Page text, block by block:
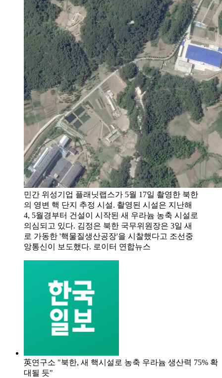
민간 위성기업 플래닛랩스가 5월 17일 촬영한 북한
의 영변 핵 단지 추정 시설. 촬영된 시설은 지난해
4, 5월경부터 건설이 시작된 새 우라늄 농축 시설로
의심되고 있다. 김정은 북한 국무위원장은 3일 새
로 가동한 '핵물질생산공장'을 시찰했다고 조선중
앙통신이 보도했다. 로이터 연합뉴스
英연구소 "북한, 새 핵시설로 농축 우라늄 생산력 75% 확
대될 듯"